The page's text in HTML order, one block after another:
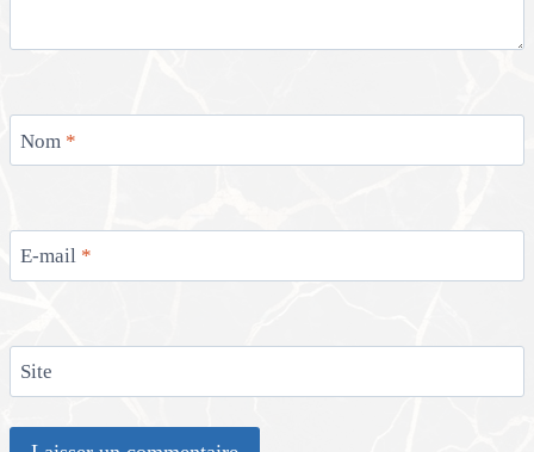
Nom *
E-mail *
Site